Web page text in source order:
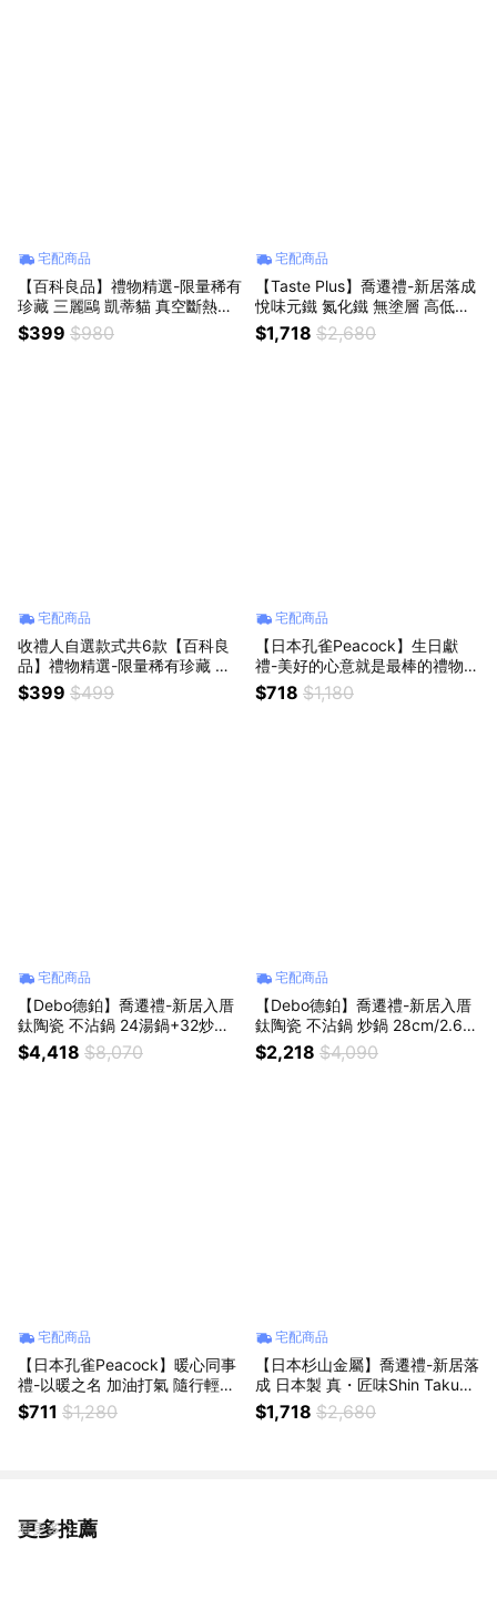
宅配商品
【百科良品】禮物精選-限量稀有
珍藏 三麗鷗 凱蒂貓 真空斷熱不
鏽鋼 冰霸杯 巨無霸鋼杯 酷冰杯
900ml-珍珠奶茶復古風版(正版
$399 $980
宅配商品
【Taste Plus】喬遷禮-新居落成
悅味元鐵 氮化鐵 無塗層 高低邊
鐵炒鍋 掂掂鍋 32cm IH全對應
設計(贈玻璃鍋蓋)
$1,718 $2,680
宅配商品
收禮人自選款式共6款【百科良
品】禮物精選-限量稀有珍藏 吉
伊卡哇 凱蒂貓 奇奇蒂蒂 真空斷
熱不鏽鋼 冰霸杯 巨無霸鋼杯 保
$399 $499
宅配商品
【日本孔雀Peacock】生日獻
禮-美好的心意就是最棒的禮物
質感單品 可拆洗上蓋 鎖扣式彈
蓋 不鏽鋼保冷保溫杯 500ML(直
$718 $1,180
宅配商品
【Debo德鉑】喬遷禮-新居入厝
鈦陶瓷 不沾鍋 24湯鍋+32炒鍋
兩件組 IH全對應(贈鍋蓋+矽膠湯
勺+矽膠鏟)
$4,418 $8,070
宅配商品
【Debo德鉑】喬遷禮-新居入厝
鈦陶瓷 不沾鍋 炒鍋 28cm/2.6L
IH全對應(贈鍋蓋+矽膠鏟)
$2,218 $4,090
宅配商品
【日本孔雀Peacock】暖心同事
禮-以暖之名 加油打氣 隨行輕量
旋轉微笑馬克 不鏽鋼 保冷保溫
杯 350ml-橘(旋蓋即飲設計)
$711 $1,280
宅配商品
【日本杉山金屬】喬遷禮-新居落
成 日本製 真・匠味Shin Takumi
鐵鍋 平底橢圓鍋 煎魚鍋 31.5cm
(IH全對應)
$1,718 $2,680
更多推薦
看更多